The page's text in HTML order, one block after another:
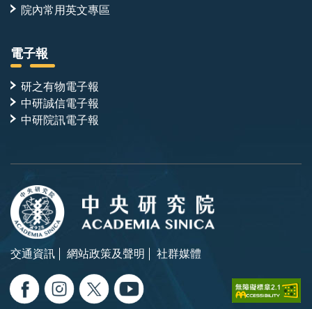
院內常用英文專區
電子報
研之有物電子報
中研誠信電子報
中研院訊電子報
交通資訊 網站政策及聲明 社群媒體